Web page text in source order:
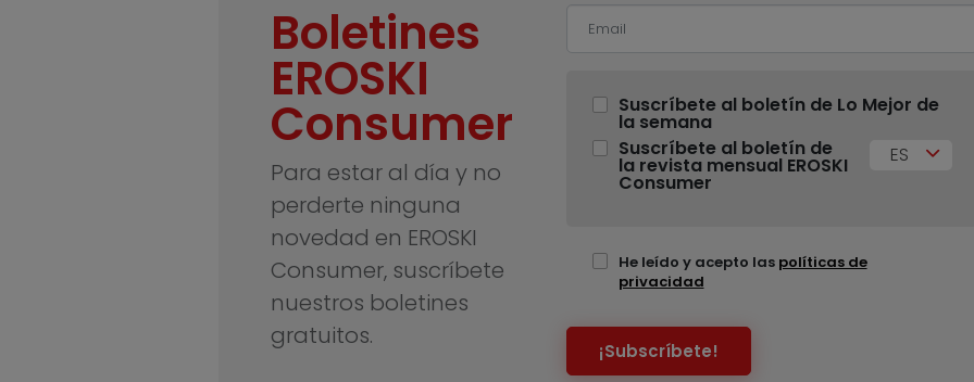
Boletines
EROSKI
Consumer
Para estar al día y no
perderte ninguna
novedad en EROSKI
Consumer, suscríbete
nuestros boletines
gratuitos.
Suscríbete al boletín de Lo Mejor de
la semana
Suscríbete al boletín de
la revista mensual EROSKI
Consumer
ES
He leído y acepto las políticas de
privacidad
¡Subscríbete!